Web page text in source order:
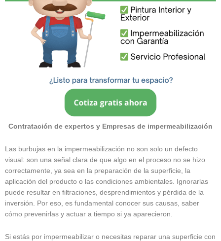
Contratación de expertos y Empresas de impermeabilización
Las burbujas en la impermeabilización no son solo un defecto
visual: son una señal clara de que algo en el proceso no se hizo
correctamente, ya sea en la preparación de la superficie, la
aplicación del producto o las condiciones ambientales. Ignorarlas
puede resultar en filtraciones, desprendimientos y pérdida de la
inversión. Por eso, es fundamental conocer sus causas, saber
cómo prevenirlas y actuar a tiempo si ya aparecieron.
Si estás por impermeabilizar o necesitas reparar una superficie con